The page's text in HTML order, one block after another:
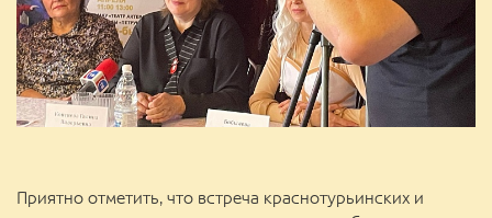
Приятно отметить, что встреча краснотурьинских и